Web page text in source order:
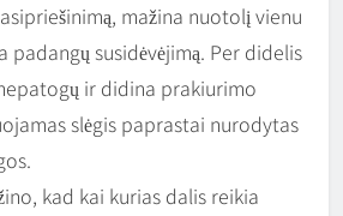
mažina nuotolį vienu
susidėvėjimą. Per didelis
ir didina prakiurimo
slėgis paprastai nurodytas
kad kai kurias dalis reikia